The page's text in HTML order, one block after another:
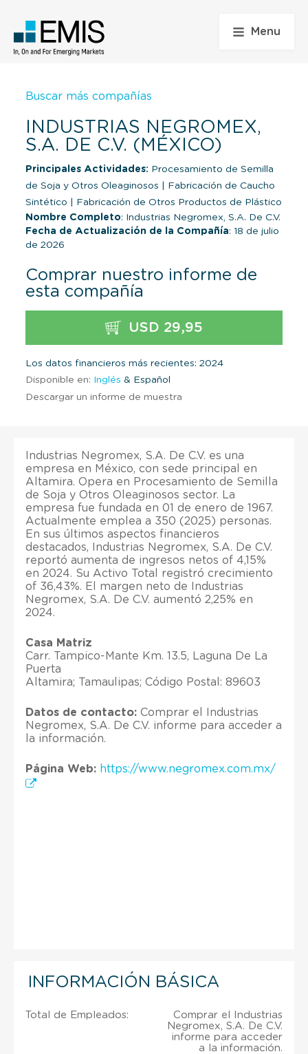
Menu
Buscar más compañías
INDUSTRIAS NEGROMEX,
S.A. DE C.V. (MÉXICO)
Principales Actividades: Procesamiento de Semilla
de Soja y Otros Oleaginosos
Fabricación de Caucho
Sintético
Fabricación de Otros Productos de Plástico
Nombre Completo: Industrias Negromex, S.A. De C.V.
Fecha de Actualización de la Compañía: 18 de julio
de 2026
Comprar nuestro informe de
esta compañía
USD 29,95
Los datos financieros más recientes: 2024
Disponible en: Inglés & Español
Descargar un informe de muestra
Industrias Negromex, S.A. De C.V. es una
empresa en México, con sede principal en
Altamira. Opera en Procesamiento de Semilla
de Soja y Otros Oleaginosos sector. La
empresa fue fundada en 01 de enero de 1967.
Actualmente emplea a 350 (2025) personas.
En sus últimos aspectos financieros
destacados, Industrias Negromex, S.A. De C.V.
reportó aumenta de ingresos netos of 4,15%
en 2024. Su Activo Total registró crecimiento
of 36,43%. El margen neto de Industrias
Negromex, S.A. De C.V. aumentó 2,25% en
2024.
Casa Matriz
Carr. Tampico-Mante Km. 13.5, Laguna De La
Puerta
Altamira; Tamaulipas; Código Postal: 89603
Datos de contacto: Comprar el Industrias
Negromex, S.A. De C.V. informe para acceder a
la información.
Página Web: https://www.negromex.com.mx/
INFORMACIÓN BÁSICA
Total de Empleados:
Comprar el Industrias
Negromex, S.A. De C.V.
informe para acceder
a la información.